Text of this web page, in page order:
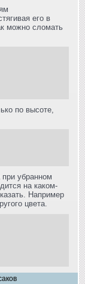
его в
можно сломать
по высоте,
убранном
на каком-
Например
цвета.